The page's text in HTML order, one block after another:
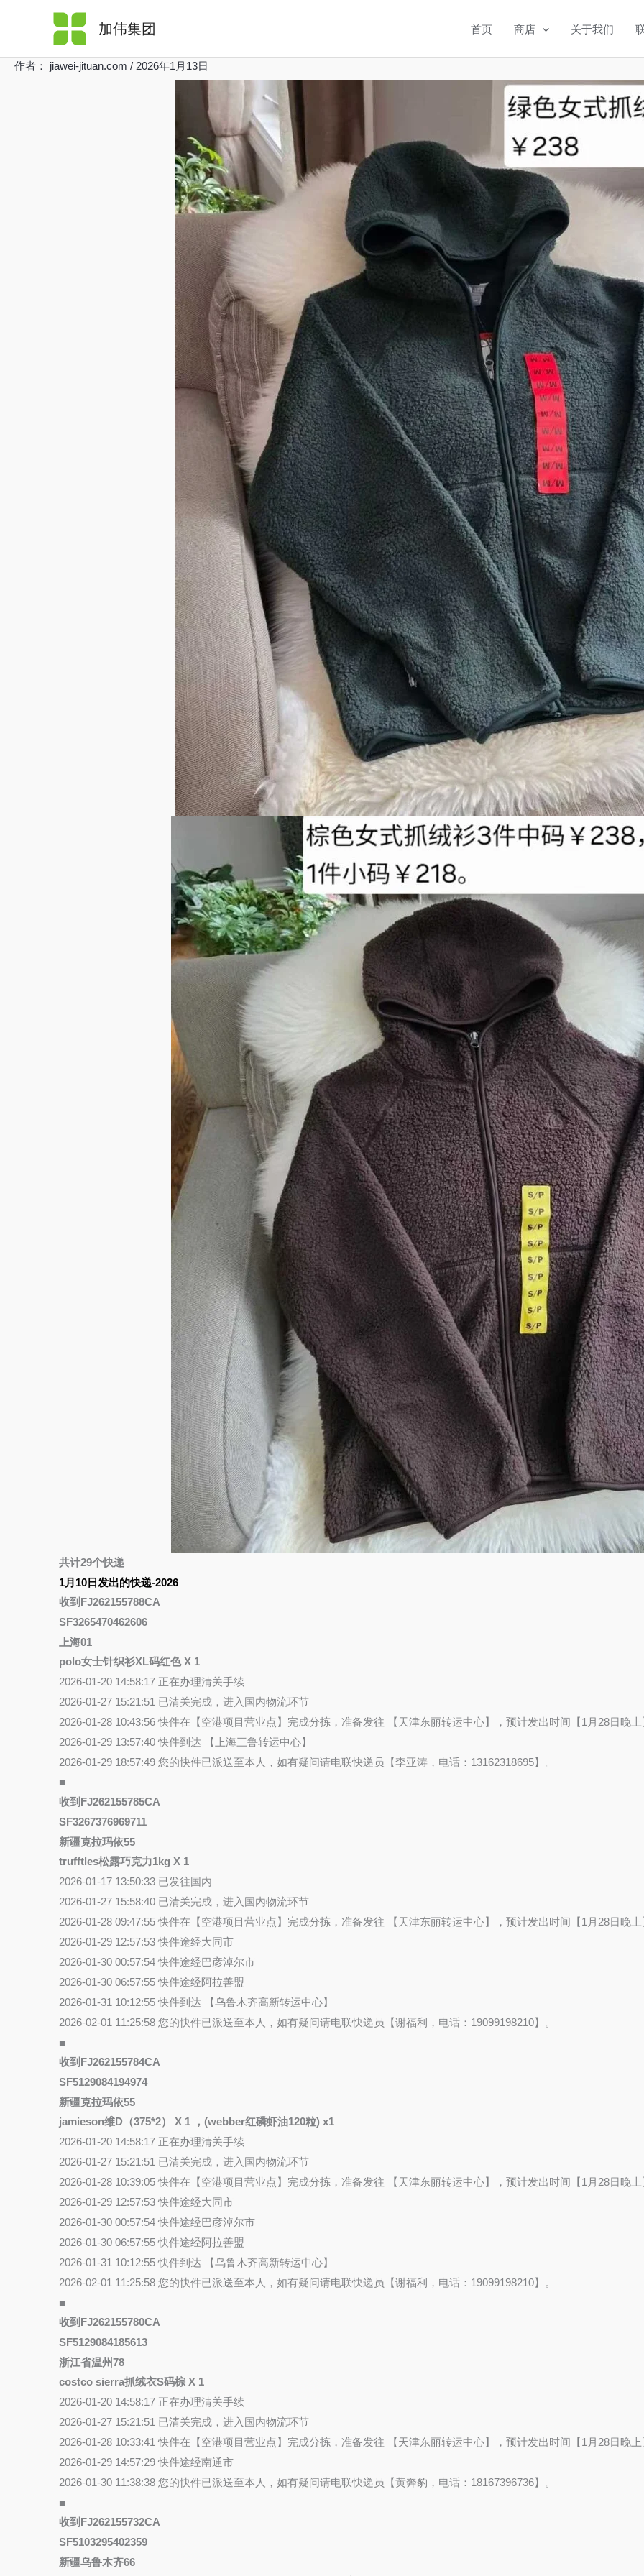
加伟集团 首页 商店 关于我们
作者： jiawei-jituan.com / 2026年1月13日
共计29个快递
1月10日发出的快递-2026
收到FJ262155788CA
SF3265470462606
上海01
polo女士针织衫XL码红色 X 1
2026-01-20 14:58:17 正在办理清关手续
2026-01-27 15:21:51 已清关完成，进入国内物流环节
2026-01-28 10:43:56 快件在【空港项目营业点】完成分拣，准备发往 【天津东丽转运中心】，预计发出时间【1月28日晚上
2026-01-29 13:57:40 快件到达 【上海三鲁转运中心】
2026-01-29 18:57:49 您的快件已派送至本人，如有疑问请电联快递员【李亚涛，电话：13162318695】。
■
收到FJ262155785CA
SF3267376969711
新疆克拉玛依55
trufftles松露巧克力1kg X 1
2026-01-17 13:50:33 已发往国内
2026-01-27 15:58:40 已清关完成，进入国内物流环节
2026-01-28 09:47:55 快件在【空港项目营业点】完成分拣，准备发往 【天津东丽转运中心】，预计发出时间【1月28日晚上
2026-01-29 12:57:53 快件途经大同市
2026-01-30 00:57:54 快件途经巴彦淖尔市
2026-01-30 06:57:55 快件途经阿拉善盟
2026-01-31 10:12:55 快件到达 【乌鲁木齐高新转运中心】
2026-02-01 11:25:58 您的快件已派送至本人，如有疑问请电联快递员【谢福利，电话：19099198210】。
■
收到FJ262155784CA
SF5129084194974
新疆克拉玛依55
jamieson维D（375*2） X 1 ，(webber红磷虾油120粒) x1
2026-01-20 14:58:17 正在办理清关手续
2026-01-27 15:21:51 已清关完成，进入国内物流环节
2026-01-28 10:39:05 快件在【空港项目营业点】完成分拣，准备发往 【天津东丽转运中心】，预计发出时间【1月28日晚上
2026-01-29 12:57:53 快件途经大同市
2026-01-30 00:57:54 快件途经巴彦淖尔市
2026-01-30 06:57:55 快件途经阿拉善盟
2026-01-31 10:12:55 快件到达 【乌鲁木齐高新转运中心】
2026-02-01 11:25:58 您的快件已派送至本人，如有疑问请电联快递员【谢福利，电话：19099198210】。
■
收到FJ262155780CA
SF5129084185613
浙江省温州78
costco sierra抓绒衣S码棕 X 1
2026-01-20 14:58:17 正在办理清关手续
2026-01-27 15:21:51 已清关完成，进入国内物流环节
2026-01-28 10:33:41 快件在【空港项目营业点】完成分拣，准备发往 【天津东丽转运中心】，预计发出时间【1月28日晚上
2026-01-29 14:57:29 快件途经南通市
2026-01-30 11:38:38 您的快件已派送至本人，如有疑问请电联快递员【黄奔豹，电话：18167396736】。
■
收到FJ262155732CA
SF5103295402359
新疆乌鲁木齐66